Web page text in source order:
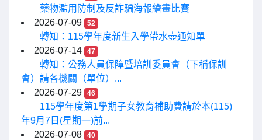
藥物濫用防制及反詐騙海報繪畫比賽
2026-07-09
52
轉知：115學年度新生入學帶水壺通知單
2026-07-14
47
轉知：公務人員保障暨培訓委員會（下稱保訓
會）請各機關（單位）...
2026-07-29
46
115學年度第1學期子女教育補助費請於本(115)
年9月7日(星期一)前...
2026-07-08
40